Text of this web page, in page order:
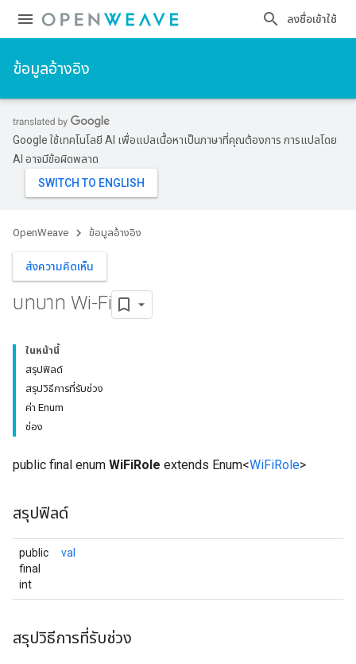
ลงชื่อเข้าใช้
ข้อมูลอ้างอิง
Google ใช้เทคโนโลยี AI เพื่อแปลเนื้อหาเป็นภาษาที่คุณต้องการ การแปลโดย
AI อาจมีข้อผิดพลาด
OpenWeave ข้อมูลอ้างอิง
ส่งความคิดเห็น
บทบาท Wi-Fi
ในหน้านี้
สรุปฟิลด์
สรุปวิธีการที่รับช่วง
ค่า Enum
ช่อง
public final enum WiFiRole extends Enum<WiFiRole>
สรุปฟิลด์
public
final
int
val
สรุปวิธีการที่รับช่วง